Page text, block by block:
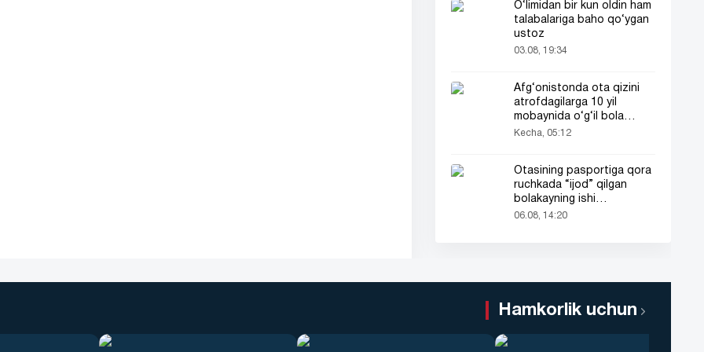
O‘limidan bir kun oldin ham
talabalariga baho qo‘ygan
ustoz
03.08, 19:34
Afg‘onistonda ota qizini
atrofdagilarga 10 yil
mobaynida o‘g‘il bola
sifatida tanishtirdi
Kecha, 05:12
Otasining pasportiga qora
ruchkada “ijod” qilgan
bolakayning ishi
barchaning diqqatini tortdi
06.08, 14:20
Hamkorlik uchun